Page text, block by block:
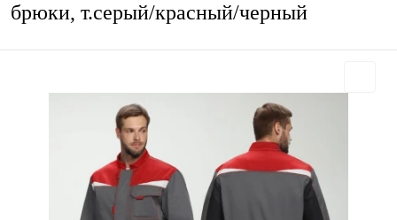
брюки, т.серый/красный/черный